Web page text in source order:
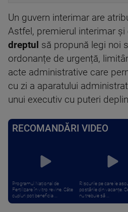
Un guvern interimar are
Astfel, premierul interimar și
dreptul să propună legi noi
ordonanțe de urgență,
acte administrative care
cu zi a aparatului
unui executiv cu puteri
RECOMANDĂRI VIDEO
Programul Național de
Fertilizare în vitro revine. Câte
cupluri pot beneficia ...
Riscurile pe care le
postările din vacanțe.
nu trebuie să ...